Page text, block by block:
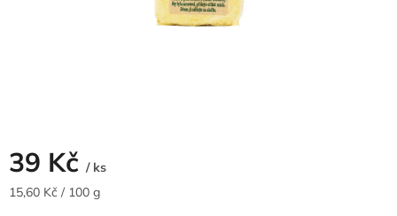
39 Kč / ks
Měrná
15,60 Kč / 100 g